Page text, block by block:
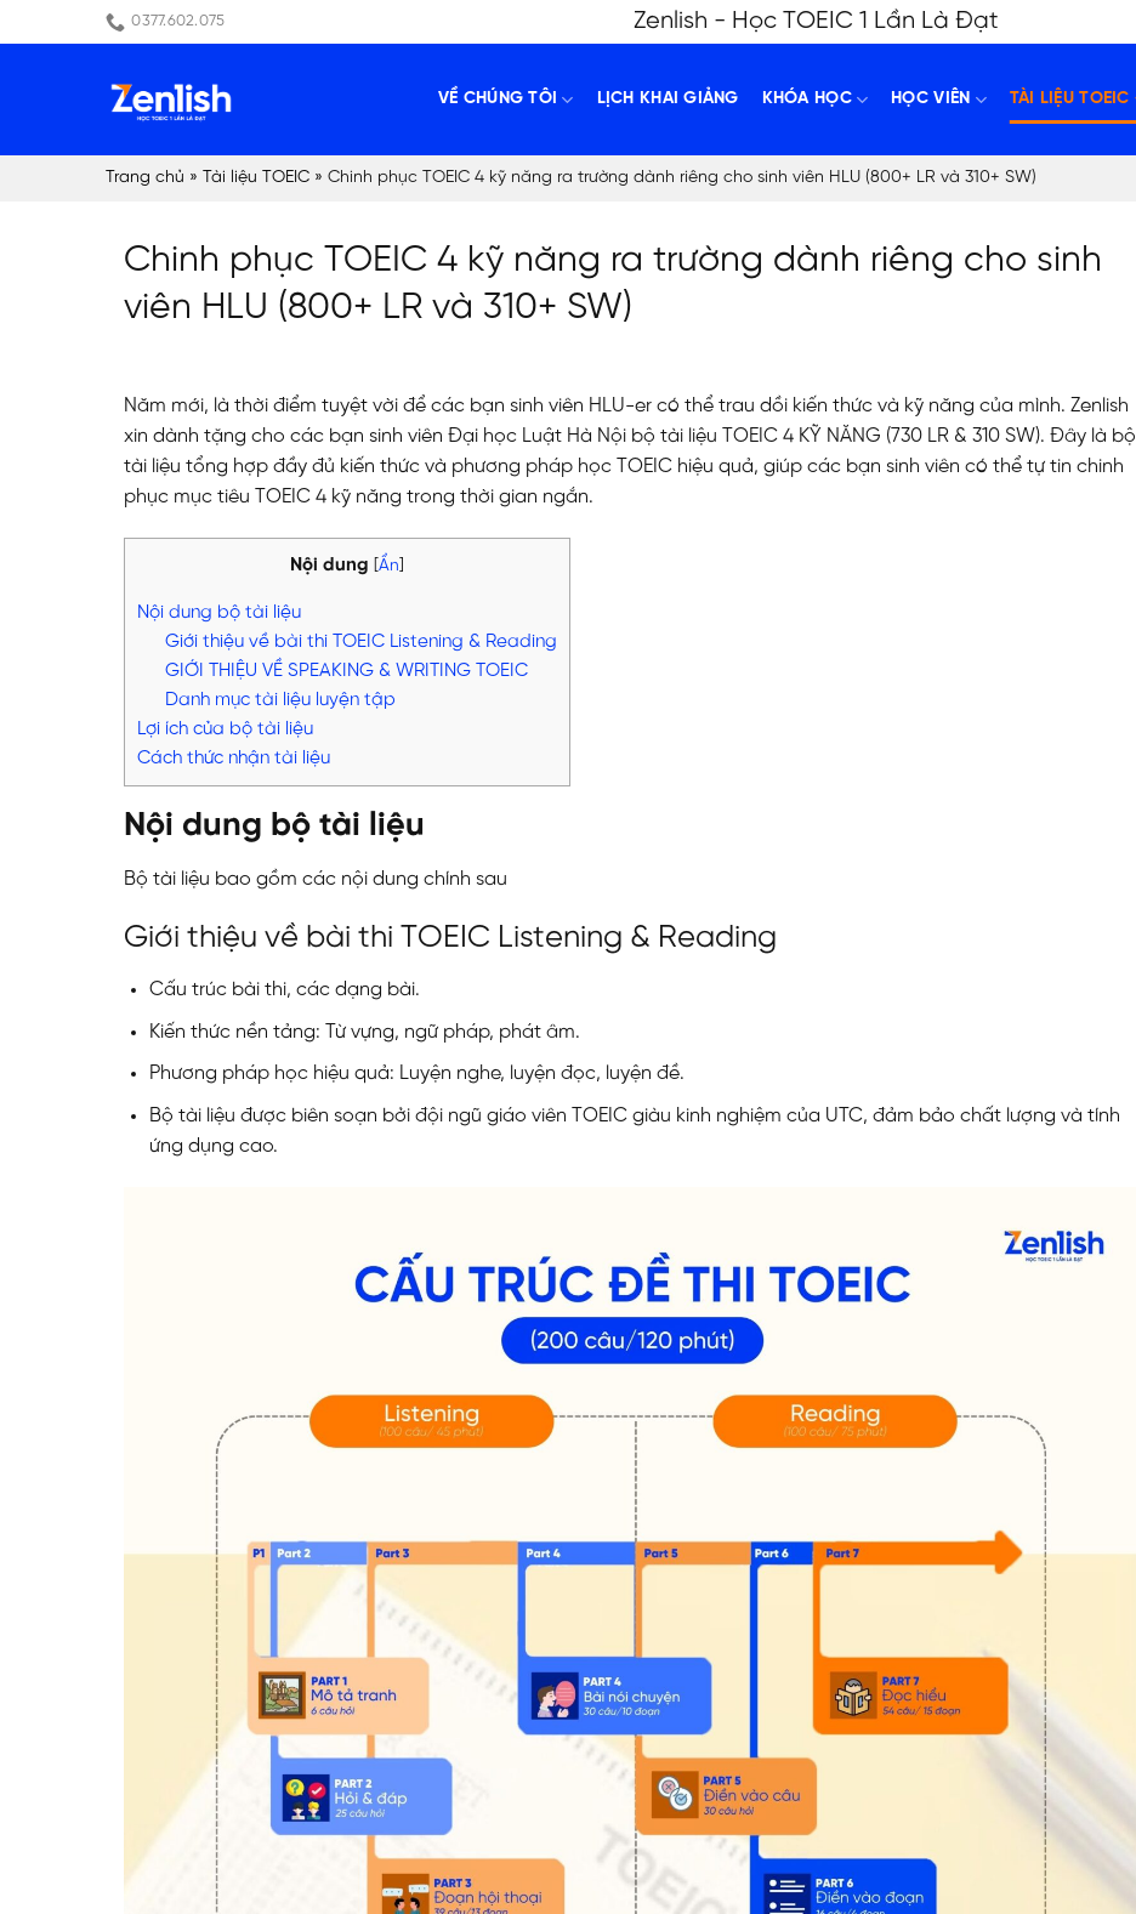
to
0377.602.075 Zenlish - Học TOEIC 1 Lần Là Đạt
VỀ CHÚNG TÔI LỊCH KHAI GIẢNG KHÓA HỌC HỌC VIÊN TÀI LIỆU TOEIC
Trang chủ » Tài liệu TOEIC » Chinh phục TOEIC 4 kỹ năng ra trường dành riêng cho sinh viên HLU (800+ LR và 310+ SW)
Chinh phục TOEIC 4 kỹ năng ra trường dành riêng cho sinh
viên HLU (800+ LR và 310+ SW)
Năm mới, là thời điểm tuyệt vời để các bạn sinh viên HLU-er có thể trau dồi kiến thức và kỹ năng của mình. Zenlish
xin dành tặng cho các bạn sinh viên Đại học Luật Hà Nội bộ tài liệu TOEIC 4 KỸ NĂNG (730 LR & 310 SW). Đây là bộ
tài liệu tổng hợp đầy đủ kiến thức và phương pháp học TOEIC hiệu quả, giúp các bạn sinh viên có thể tự tin chinh
phục mục tiêu TOEIC 4 kỹ năng trong thời gian ngắn.
Nội dung Ẩn
Nội dung bộ tài liệu
Giới thiệu về bài thi TOEIC Listening & Reading
GIỚI THIỆU VỀ SPEAKING & WRITING TOEIC
Danh mục tài liệu luyện tập
Lợi ích của bộ tài liệu
Cách thức nhận tài liệu
Nội dung bộ tài liệu
Bộ tài liệu bao gồm các nội dung chính sau
Giới thiệu về bài thi TOEIC Listening & Reading
Cấu trúc bài thi, các dạng bài.
Kiến thức nền tảng: Từ vựng, ngữ pháp, phát âm.
Phương pháp học hiệu quả: Luyện nghe, luyện đọc, luyện đề.
Bộ tài liệu được biên soạn bởi đội ngũ giáo viên TOEIC giàu kinh nghiệm của UTC, đảm bảo chất lượng và tính
ứng dụng cao.